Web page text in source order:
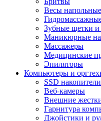
Весы напольные
Зубные щетки и
Маникюрные
Массажеры
Медицинские
Эпиляторы
Компьютеры и
SSD накопители
Веб-камеры
Внешние
Гарнитура
Джойстики и